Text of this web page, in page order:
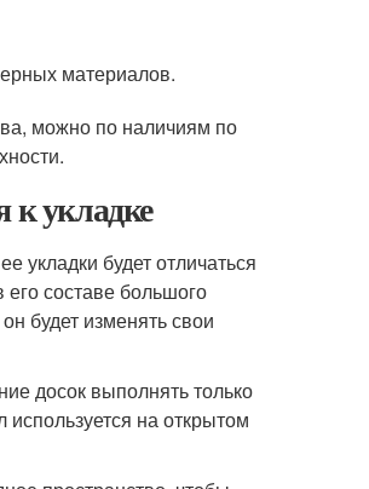
материалов.
можно по наличиям по
укладке
укладки будет отличаться
составе большого
будет изменять свои
досок выполнять только
на открытом